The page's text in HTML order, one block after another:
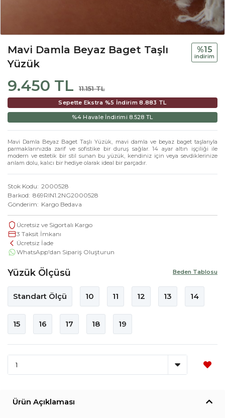
Mavi Damla Beyaz Baget Taşlı
Yüzük
9.450 TL 11.151 TL
%15
i̇ndi̇ri̇m
Sepette Ekstra %5 İndirim8.883 TL
%4 Havale İndirimi 8.528 TL
Mavi Damla Beyaz Baget Taşlı Yüzük, mavi damla ve beyaz baget taşlarıyla
parmaklarınızda zarif ve sofistike bir duruş sağlar. 14 ayar altın işçiliği ile
modern ve estetik bir stil sunan bu yüzük, kendiniz için veya sevdiklerinize
anlam dolu, kalıcı bir hediye olarak ideal bir parçadır.
Stok Kodu 2000528
Barkod 869RIN1.2NG2000528
Gönderim
Kargo Bedava
Ücretsiz ve Sigortalı Kargo
3 Taksit İmkanı
Ücretsiz İade
WhatsApp'dan Sipariş Oluşturun
Beden Tablosu
Yüzük Ölçüsü
Standart Ölçü 10 11 12 13 14
15 16 17 18 19
Ürün Açıklaması